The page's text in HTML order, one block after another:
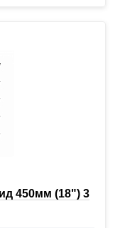
450мм (18") 3